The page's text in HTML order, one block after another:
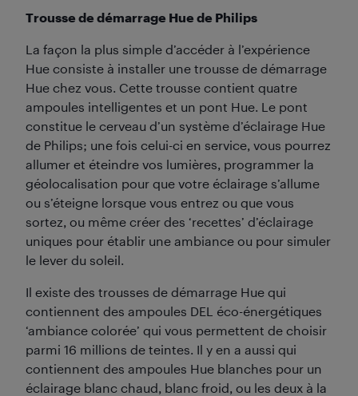
Trousse de démarrage Hue de Philips
La façon la plus simple d’accéder à l’expérience
Hue consiste à installer une trousse de démarrage
Hue chez vous. Cette trousse contient quatre
ampoules intelligentes et un pont Hue. Le pont
constitue le cerveau d’un système d’éclairage Hue
de Philips; une fois celui-ci en service, vous pourrez
allumer et éteindre vos lumières, programmer la
géolocalisation pour que votre éclairage s’allume
ou s’éteigne lorsque vous entrez ou que vous
sortez, ou même créer des ‘recettes’ d’éclairage
uniques pour établir une ambiance ou pour simuler
le lever du soleil.
Il existe des trousses de démarrage Hue qui
contiennent des ampoules DEL éco-énergétiques
‘ambiance colorée’ qui vous permettent de choisir
parmi 16 millions de teintes. Il y en a aussi qui
contiennent des ampoules Hue blanches pour un
éclairage blanc chaud, blanc froid, ou les deux à la